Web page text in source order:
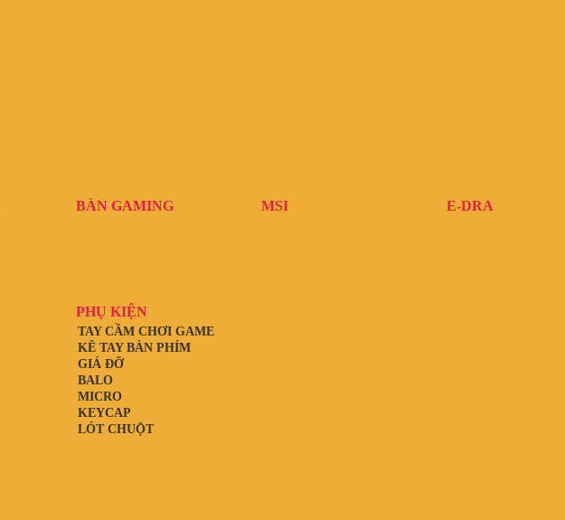
BÀN GAMING MSI
E-DRA
PHỤ KIỆN
LÓT CHUỘT
KEYCAP
MICRO
BALO
GIÁ ĐỠ
KÊ TAY BÀN PHÍM
TAY CẦM CHƠI GAME